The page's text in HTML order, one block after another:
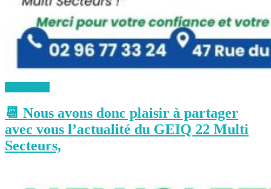
📆 Nous avons donc plaisir à partager
avec vous l’actualité du GEIQ 22 Multi
Secteurs,